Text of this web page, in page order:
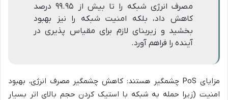
مصرف انرژی شبکه را تا بیش از ۹۹.۹۵ درصد
کاهش داد، بلکه امنیت شبکه را نیز بهبود
بخشید و زیربنای لازم برای مقیاس پذیری در
آینده را فراهم آورد.
مزایای PoS چشمگیر هستند: کاهش چشمگیر مصرف انرژی، بهبود
امنیت (زیرا حمله به شبکه با استیک کردن حجم بالای اتر بسیار